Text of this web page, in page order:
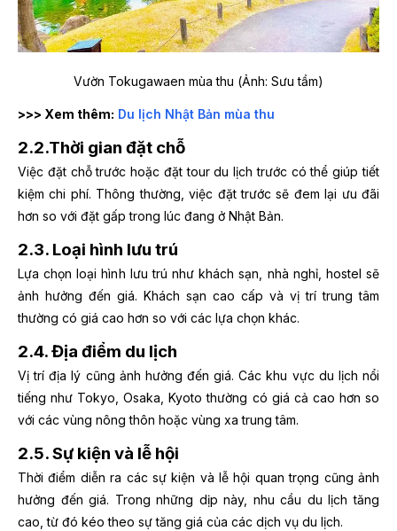
Vườn Tokugawaen mùa thu (Ảnh: Sưu tầm)
>>> Xem thêm: Du lịch Nhật Bản mùa thu
2.2.Thời gian đặt chỗ
Việc đặt chỗ trước hoặc đặt tour du lịch trước có thể giúp tiết
kiệm chi phí. Thông thường, việc đặt trước sẽ đem lại ưu đãi
hơn so với đặt gấp trong lúc đang ở Nhật Bản.
2.3. Loại hình lưu trú
Lựa chọn loại hình lưu trú như khách sạn, nhà nghỉ, hostel sẽ
ảnh hưởng đến giá. Khách sạn cao cấp và vị trí trung tâm
thường có giá cao hơn so với các lựa chọn khác.
2.4. Địa điểm du lịch
Vị trí địa lý cũng ảnh hưởng đến giá. Các khu vực du lịch nổi
tiếng như Tokyo, Osaka, Kyoto thường có giá cả cao hơn so
với các vùng nông thôn hoặc vùng xa trung tâm.
2.5. Sự kiện và lễ hội
Thời điểm diễn ra các sự kiện và lễ hội quan trọng cũng ảnh
hưởng đến giá. Trong những dịp này, nhu cầu du lịch tăng
cao, từ đó kéo theo sự tăng giá của các dịch vụ du lịch.